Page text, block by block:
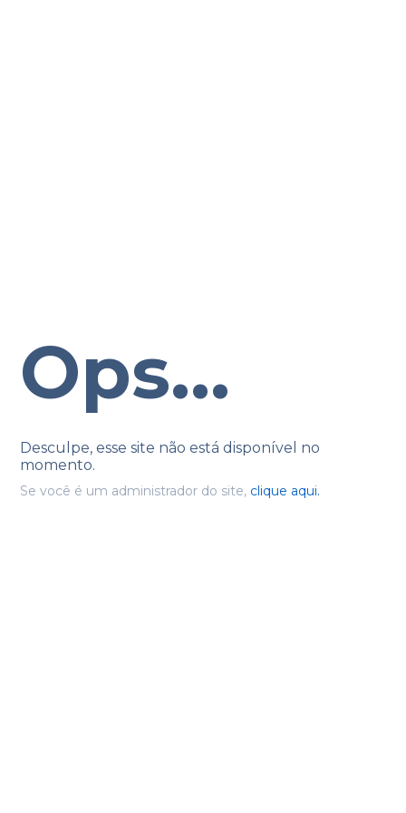
Ops...
Desculpe, esse site não está disponível no
momento.
Se você é um administrador do site, clique aqui.